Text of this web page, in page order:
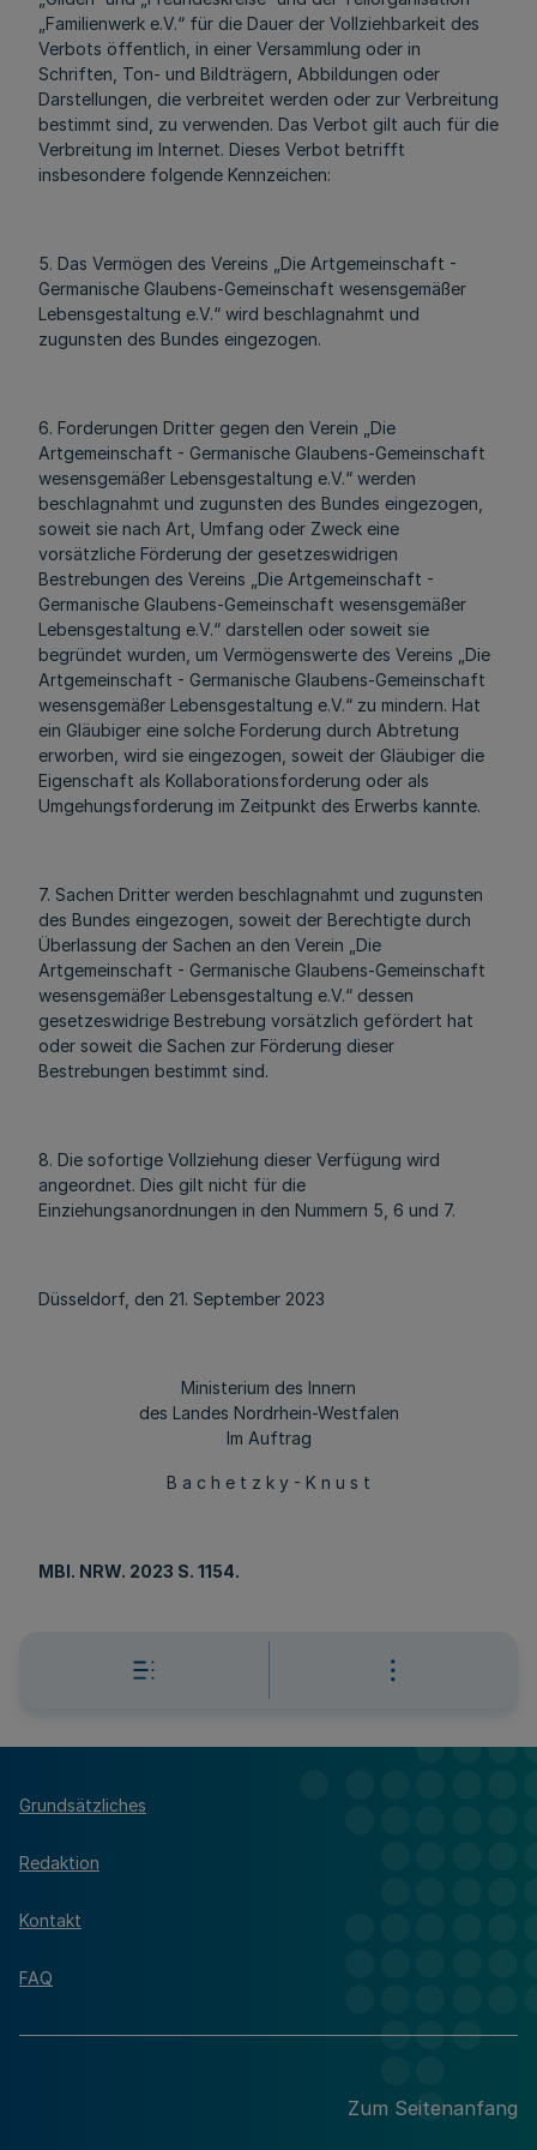
„Familienwerk e.V.“ für die Dauer der Vollziehbarkeit des
Verbots öffentlich, in einer Versammlung oder in
Schriften, Ton- und Bildträgern, Abbildungen oder
Darstellungen, die verbreitet werden oder zur Verbreitung
bestimmt sind, zu verwenden. Das Verbot gilt auch für die
Verbreitung im Internet. Dieses Verbot betrifft
insbesondere folgende Kennzeichen:
5. Das Vermögen des Vereins „Die Artgemeinschaft -
Germanische Glaubens-Gemeinschaft wesensgemäßer
Lebensgestaltung e.V.“ wird beschlagnahmt und
zugunsten des Bundes eingezogen.
6. Forderungen Dritter gegen den Verein „Die
Artgemeinschaft - Germanische Glaubens-Gemeinschaft
wesensgemäßer Lebensgestaltung e.V.“ werden
beschlagnahmt und zugunsten des Bundes eingezogen,
soweit sie nach Art, Umfang oder Zweck eine
vorsätzliche Förderung der gesetzeswidrigen
Bestrebungen des Vereins „Die Artgemeinschaft -
Germanische Glaubens-Gemeinschaft wesensgemäßer
Lebensgestaltung e.V.“ darstellen oder soweit sie
begründet wurden, um Vermögenswerte des Vereins „Die
Artgemeinschaft - Germanische Glaubens-Gemeinschaft
wesensgemäßer Lebensgestaltung e.V.“ zu mindern. Hat
ein Gläubiger eine solche Forderung durch Abtretung
erworben, wird sie eingezogen, soweit der Gläubiger die
Eigenschaft als Kollaborationsforderung oder als
Umgehungsforderung im Zeitpunkt des Erwerbs kannte.
7. Sachen Dritter werden beschlagnahmt und zugunsten
des Bundes eingezogen, soweit der Berechtigte durch
Überlassung der Sachen an den Verein „Die
Artgemeinschaft - Germanische Glaubens-Gemeinschaft
wesensgemäßer Lebensgestaltung e.V.“ dessen
gesetzeswidrige Bestrebung vorsätzlich gefördert hat
oder soweit die Sachen zur Förderung dieser
Bestrebungen bestimmt sind.
8. Die sofortige Vollziehung dieser Verfügung wird
angeordnet. Dies gilt nicht für die
Einziehungsanordnungen in den Nummern 5, 6 und 7.
Düsseldorf, den 21. September 2023
Ministerium des Innern
des Landes Nordrhein-Westfalen
Im Auftrag
B a c h e t z k y - K n u s t
MBl. NRW. 2023 S. 1154.
Grundsätzliches
Redaktion
Kontakt
FAQ
Zum Seitenanfang